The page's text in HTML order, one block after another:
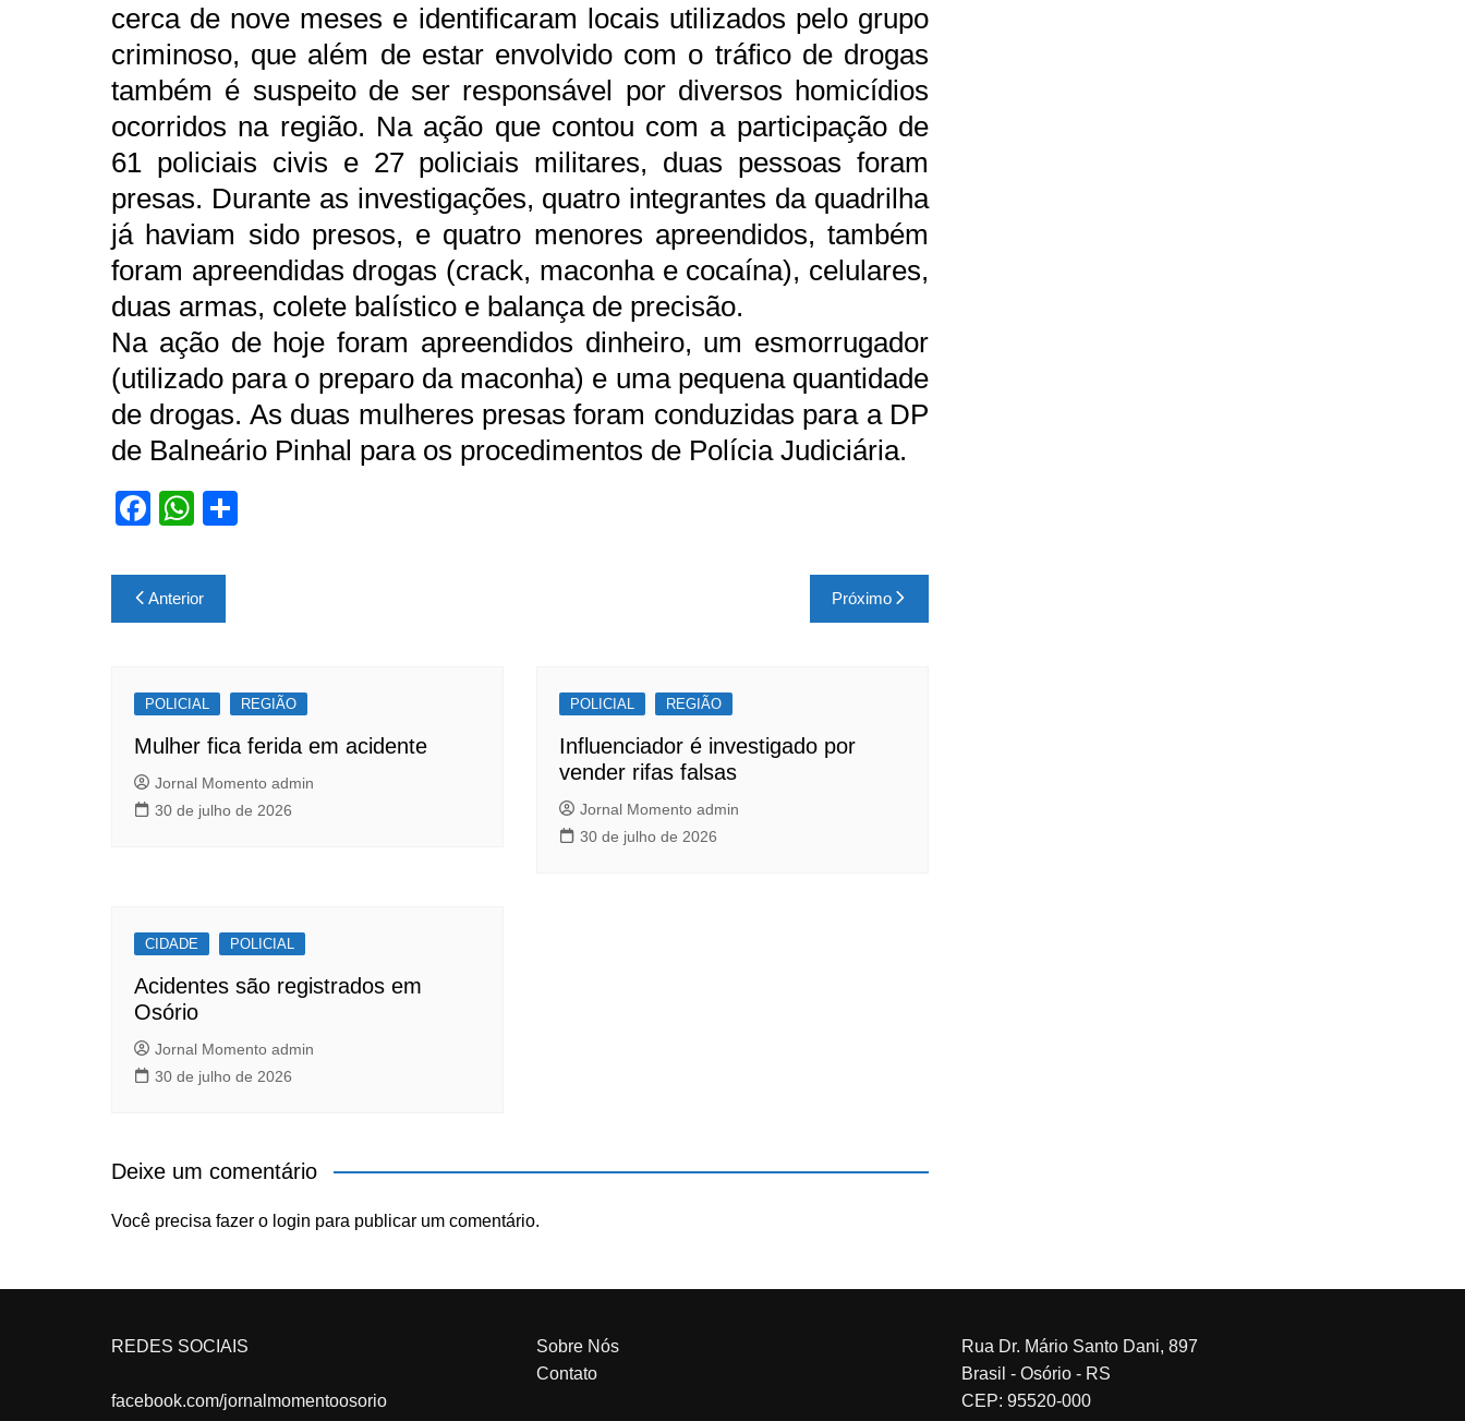
cerca de nove meses e identificaram locais utilizados pelo grupo
criminoso, que além de estar envolvido com o tráfico de drogas
também é suspeito de ser responsável por diversos homicídios
ocorridos na região. Na ação que contou com a participação de
61 policiais civis e 27 policiais militares, duas pessoas foram
presas. Durante as investigações, quatro integrantes da quadrilha
já haviam sido presos, e quatro menores apreendidos, também
foram apreendidas drogas (crack, maconha e cocaína), celulares,
duas armas, colete balístico e balança de precisão.
Na ação de hoje foram apreendidos dinheiro, um esmorrugador
(utilizado para o preparo da maconha) e uma pequena quantidade
de drogas. As duas mulheres presas foram conduzidas para a DP
de Balneário Pinhal para os procedimentos de Polícia Judiciária.
F
c
e
o
o
k
W
at
s
p
p
Navegação
de
Anterior Próximo
POLICIAL REGIÃO
Mulher fica ferida em acidente
Jornal Momento admin
30 de julho de 2026
POLICIAL REGIÃO
Influenciador é investigado por
vender rifas falsas
Jornal Momento admin
30 de julho de 2026
CIDADE POLICIAL
Acidentes são registrados em
Osório
Jornal Momento admin
30 de julho de 2026
Deixe um comentário
Você precisa fazer o login para publicar um comentário.
REDES SOCIAIS
facebook.com/jornalmomentoosorio
Sobre Nós
Contato
Rua Dr. Mário Santo Dani, 897
Brasil - Osório - RS
CEP: 95520-000